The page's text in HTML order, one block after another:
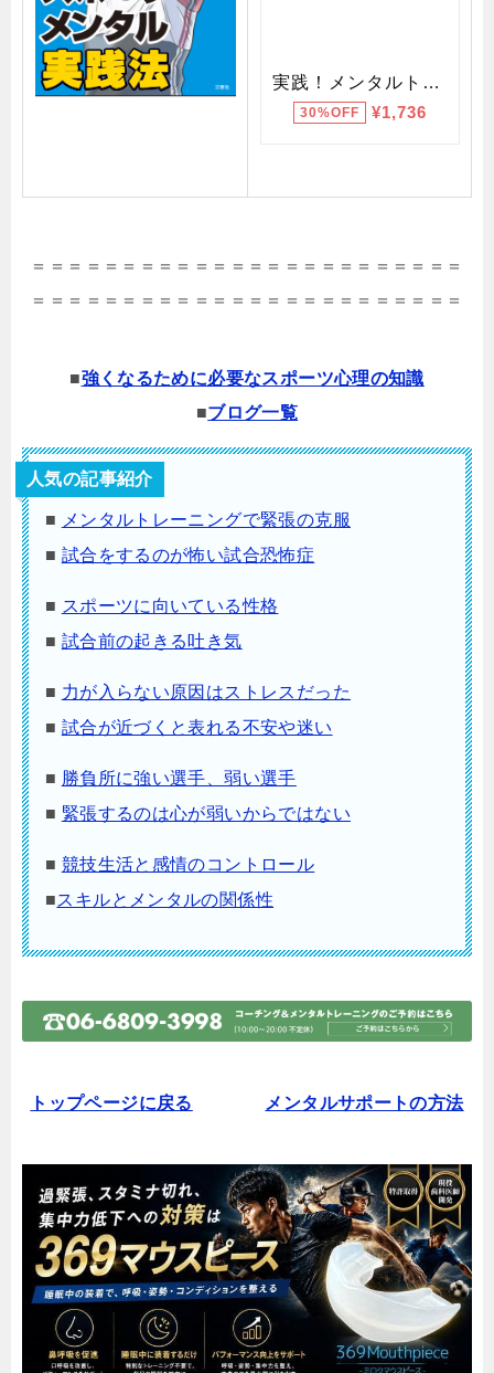
＝＝＝＝＝＝＝＝＝＝＝＝＝＝＝＝＝＝＝＝＝＝＝＝
＝＝＝＝＝＝＝＝＝＝＝＝＝＝＝＝＝＝＝＝＝＝＝＝
■強くなるために必要なスポーツ心理の知識
■ブログ一覧
人気の記事紹介
■ メンタルトレーニングで緊張の克服
■ 試合をするのが怖い試合恐怖症
■ スポーツに向いている性格
■ 試合前の起きる吐き気
■ 力が入らない原因はストレスだった
■ 試合が近づくと表れる不安や迷い
■ 勝負所に強い選手、弱い選手
■ 緊張するのは心が弱いからではない
■ 競技生活と感情のコントロール
■スキルとメンタルの関係性
トップページに戻る メンタルサポートの方法